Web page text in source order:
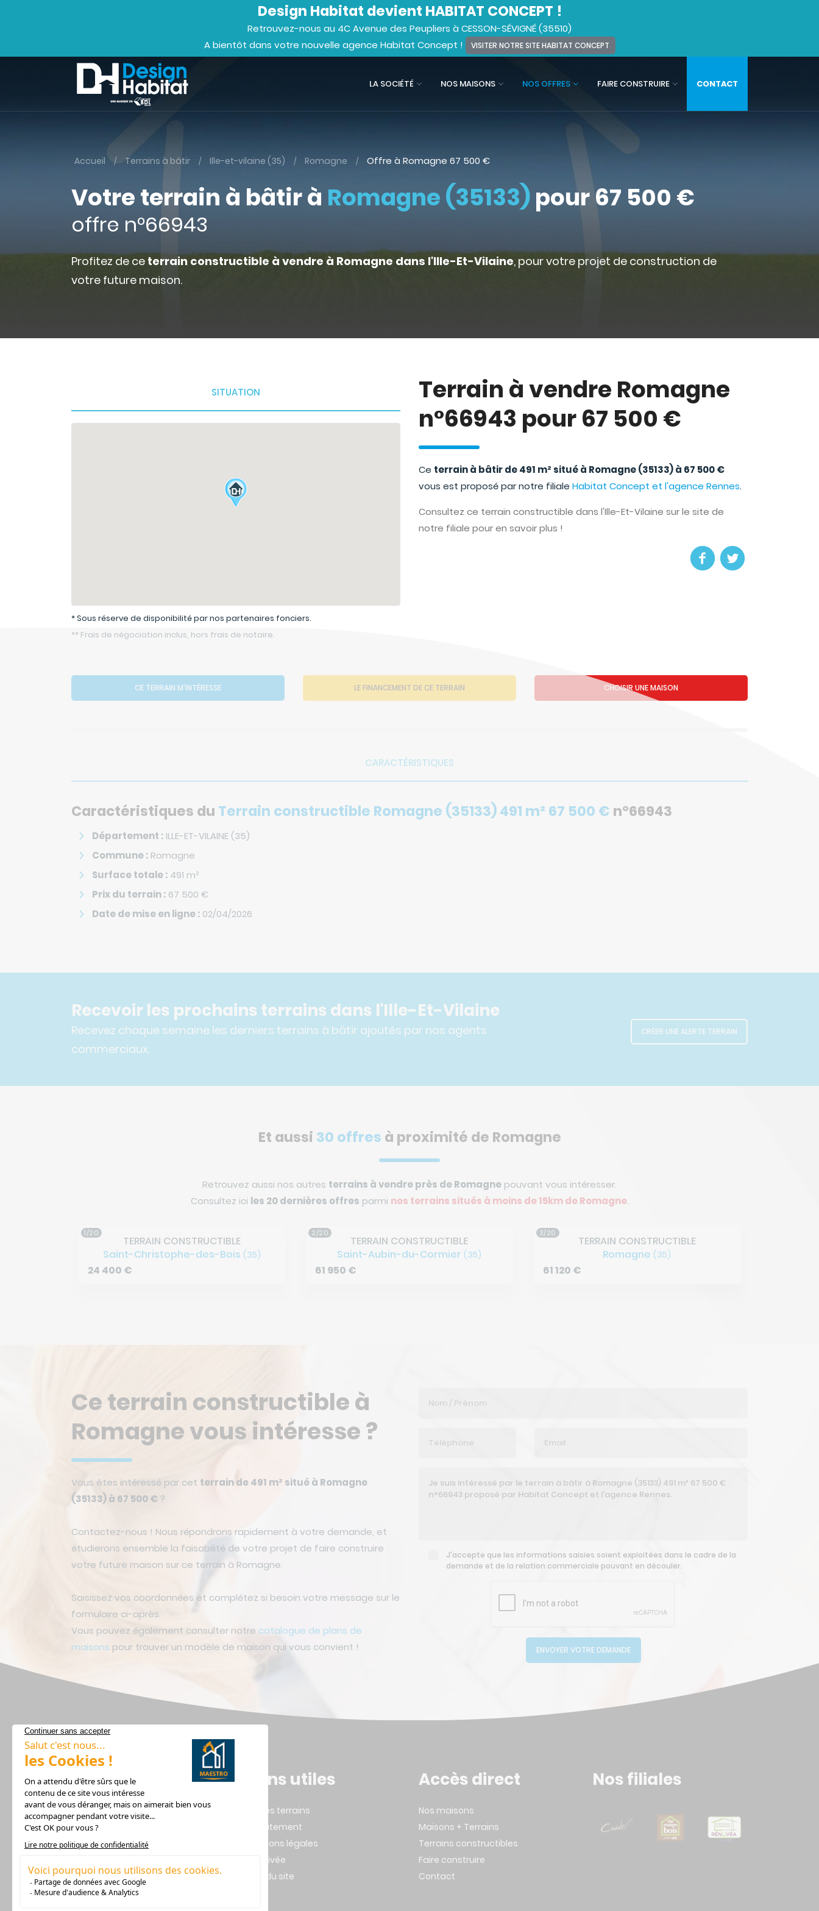
Design Habitat devient HABITAT CONCEPT !
Retrouvez-nous au 4C Avenue des Peupliers à CESSON-SÉVIGNÉ (35510)
A bientôt dans votre nouvelle agence Habitat Concept !
VISITER NOTRE SITE HABITAT CONCEPT
LA SOCIÉTÉ NOS MAISONS NOS OFFRES FAIRE CONSTRUIRE CONTACT
Accueil Terrains à bâtir Ille-et-vilaine (35) Romagne Offre à Romagne 67 500 €
Votre terrain à bâtir à Romagne (35133)pour 67 500 €
offre n°66943
Profitez de ce terrain constructible à vendre à Romagne dans l'Ille-Et-Vilaine, pour votre projet de construction de
votre future maison.
Terrain à vendre Romagne
n°66943 pour 67 500 €
Ce terrain à bâtir de 491 m² situé à Romagne (35133) à 67 500 €
vous est proposé par notre filiale Habitat Concept et l'agence Rennes.
Consultez ce terrain constructible dans l'Ille-Et-Vilaine sur le site de
notre filiale pour en savoir plus !
SITUATION
* Sous réserve de disponibilité par nos partenaires fonciers.
** Frais de négociation inclus, hors frais de notaire.
CE TERRAIN M'INTÉRESSE LE FINANCEMENT DE CE TERRAIN CHOISIR UNE MAISON
CARACTÉRISTIQUES
Caractéristiques du Terrain constructible Romagne (35133) 491 m² 67 500 € n°66943
Département : ILLE-ET-VILAINE (35)
Commune : Romagne
Surface totale : 491 m²
Prix du terrain : 67 500 €
Date de mise en ligne : 02/04/2026
Recevoir les prochains terrains dans l'Ille-Et-Vilaine
Recevez chaque semaine les derniers terrains à bâtir ajoutés par nos agents
commerciaux.
CRÉER UNE ALERTE TERRAIN
Et aussi 30 offres à proximité de Romagne
Retrouvez aussi nos autres terrains à vendre près de Romagne pouvant vous intéresser.
Consultez ici les 20 dernières offres parmi nos terrains situés à moins de 15km de Romagne.
2/20
TERRAIN CONSTRUCTIBLE
Saint-Aubin-du-Cormier(35)
61 950€
3/20
TERRAIN CONSTRUCTIBLE
Romagne(35)
61 120€
4/20
TERRAIN CONSTRUCTIBLE
Romagne (35)
52 600€
Ce terrain constructible à
Romagne vous intéresse ?
Vous êtes intéressé par cet terrain de 491 m² situé à Romagne
(35133) à 67 500 € ?
Contactez-nous ! Nous répondrons rapidement à votre demande, et
étudierons ensemble la faisabilité de votre projet de faire construire
votre future maison sur ce terrain à Romagne.
Saisissez vos coordonnées et complétez si besoin votre message sur le
formulaire ci-après.
Vous pouvez également consulter notre catalogue de plans de
maisons pour trouver un modèle de maison qui vous convient !
J'accepte que les informations saisies soient exploitées dans le cadre de la
demande et de la relation commerciale pouvant en découler.
ENVOYER VOTRE DEMANDE
Design Habitat, Constructeur
de votre maison dans les Pays
de la Loire depuis plus de 20
ans.
Liens utiles
Alertes terrains
Recrutement
Mentions légales
Vie privée
Plan du site
Accès direct
Nos maisons
Maisons + Terrains
Terrains constructibles
Faire construire
Contact
Nos filiales